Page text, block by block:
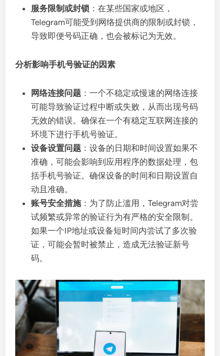
服务限制或封锁 ：在某些国家或地区，
Telegram可能受到网络提供商的限制或封锁，
导致即便号码正确，也会被标记为无效。
分析影响手机号验证的因素
网络连接问题 ：一个不稳定或慢速的网络连接
可能导致验证过程中断或失败，从而出现号码
无效的错误。确保在一个有稳定互联网连接的
环境下进行手机号验证。
设备设置问题 ：设备的日期和时间设置如果不
准确，可能会影响到应用程序的数据处理，包
括手机号验证。确保设备的时间和日期设置自
动且准确。
账号安全措施：为了防止滥用，Telegram对尝
试频繁或异常的验证行为有严格的安全限制。
如果一个IP地址或设备短时间内尝试了多次验
证，可能会暂时被禁止，造成无法验证新号
码。